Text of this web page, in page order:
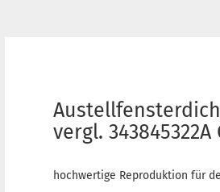
vergl.
hochwertige Reproduktion für